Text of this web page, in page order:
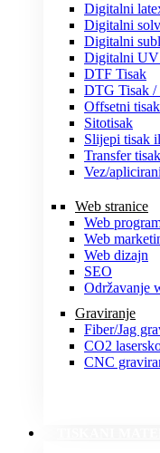
Digitalni
Digitalni
Digitalni
Digitalni UV
DTF Tisak
DTG Tisak /
Offsetni tisak
Sitotisak
Slijepi tisak
Transfer tisak
Vez/
Web stranice
Web
Web
Web dizajn
SEO
Održavanje
Graviranje
Fiber/Jag
CO2
CNC